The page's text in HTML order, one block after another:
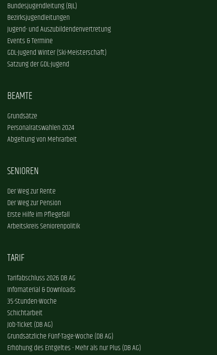
Bundesjugendleitung (BJL)
Bezirksjugendleitungen
Jugend- und Auszubildendenvertretung
Events & Termine
GDL-Jugend Winter (Ski-Meisterschaft)
Satzung der GDL-Jugend
BEAMTE
Grundsätze
Personalratswahlen 2024
Abgeltung von Mehrarbeit
SENIOREN
Der Weg zur Rente
Der Weg zur Pension
Erste Hilfe im Pflegefall
Arbeitskreis Seniorenpolitik
TARIF
Tarifabschluss 2026 DB AG
Infomaterial & Downloads
35-Stunden-Woche
Schichtarbeit
Job-Ticket (DB AG)
Grundsätzliche Fünf-Tage-Woche (DB AG)
Erhöhung des Entgeltes - Mehr als nur Plus (DB AG)